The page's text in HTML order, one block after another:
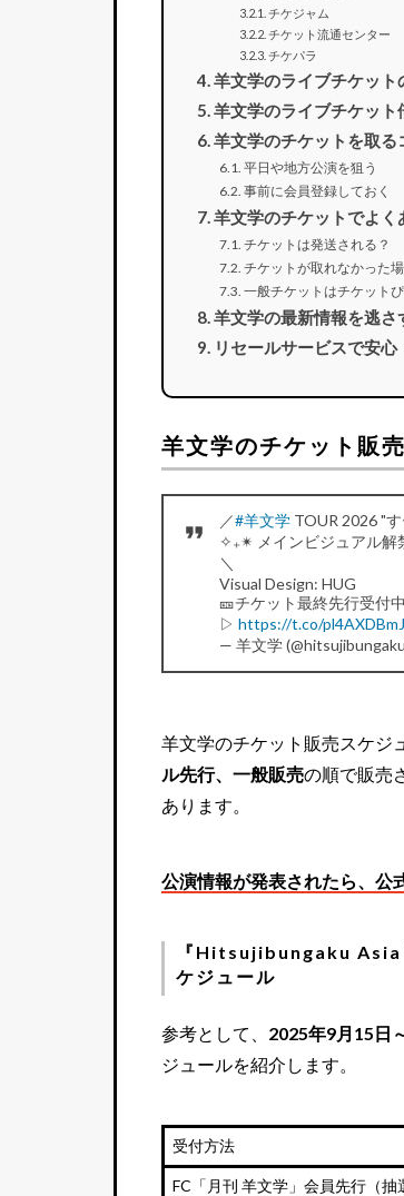
チケジャム
チケット流通センター
チケパラ
羊文学のライブチケット
羊文学のライブチケット
羊文学のチケットを取る
平日や地方公演を狙う
事前に会員登録しておく
羊文学のチケットでよく
チケットは発送される？
チケットが取れなかった
一般チケットはチケット
羊文学の最新情報を逃さ
リセールサービスで安
羊文学のチケット販
／#羊文学 TOUR 2026 "
✧₊✴︎ メインビジュアル
＼
Visual Design: HUG
🎫チケット最終先行受付中
▷ https://t.co/
— 羊文学
羊文学のチケット販売スケジ
ル先行、一般販売の順で販売
あります。
公演情報が発表されたら、公
『Hitsujibungaku
ケジュール
参考として、 2025年9月15日
ジュールを紹介します。
受付方法
FC「月刊 羊文学」会員先行（抽